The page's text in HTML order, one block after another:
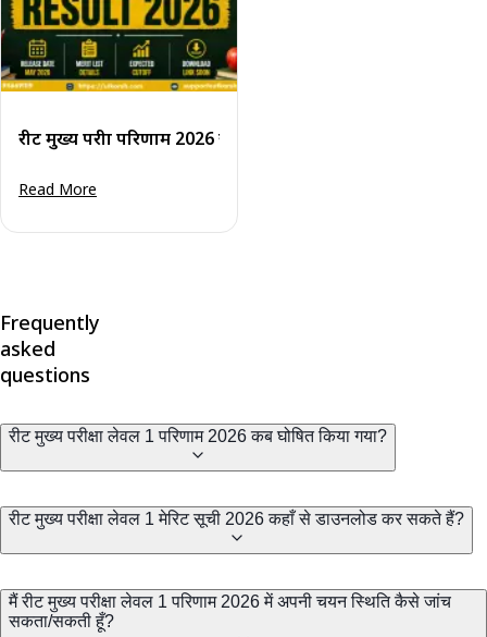
रीट मुख्य परीक्षा परिणाम 2026 जारी: मेरिट सूची एवं कट-ऑफ
Read More
Frequently
asked
questions
रीट मुख्य परीक्षा लेवल 1 परिणाम 2026 कब घोषित किया गया?
रीट मुख्य परीक्षा लेवल 1 मेरिट सूची 2026 कहाँ से डाउनलोड कर सकते हैं?
मैं रीट मुख्य परीक्षा लेवल 1 परिणाम 2026 में अपनी चयन स्थिति कैसे जांच
सकता/सकती हूँ?